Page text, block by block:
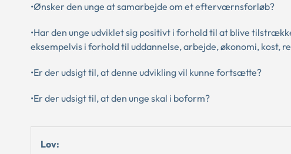
•Ønsker den unge at samarbejde om et efterværnsforløb?
•Har den unge udviklet sig positivt i forhold til at blive
eksempelvis i forhold til uddannelse, arbejde, økonomi, kost,
•Er der udsigt til, at denne udvikling vil kunne fortsætte?
•Er der udsigt til, at den unge skal i boform?
Lov: